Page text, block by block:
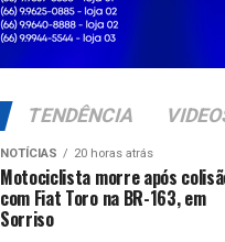
TENDÊNCIA
NOTÍCIAS 20 horas atrás
Motociclista morre após
com Fiat Toro na BR-163, em
Sorriso